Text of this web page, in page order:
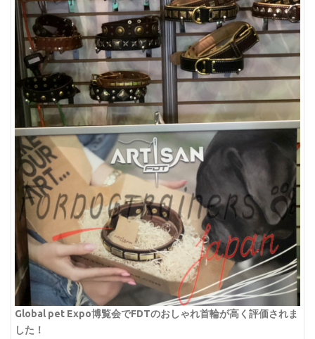
Global pet Expo博覧会でFDTのおしゃれ首輪が高く評価されま
した！